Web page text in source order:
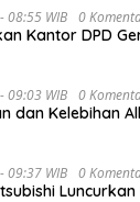
08:55 WIB 0
Kantor DPD
09:03 WIB 0
dan Kelebihan
09:37 WIB 0
Luncurkan